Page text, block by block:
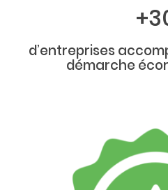
d’entreprises
démarche